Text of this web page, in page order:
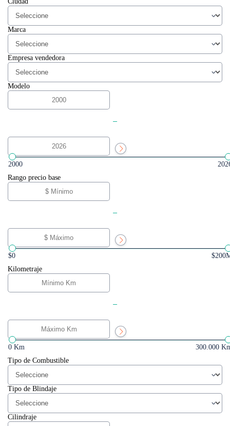
Marca
Empresa vendedora
Modelo
-
2000
Rango precio base
-
$0
Kilometraje
-
0 Km
300.000
Tipo de Combustible
Tipo de Blindaje
Cilindraje